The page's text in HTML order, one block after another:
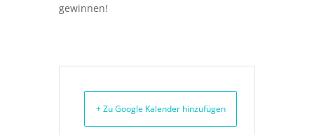
gewinnen!
+ Zu Google Kalender hinzufügen